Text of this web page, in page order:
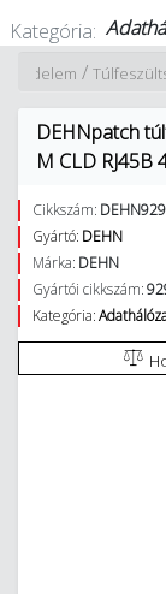
Kategória:
/
DEHNpatch
M CLD RJ45B
Cikkszám:
Gyártó: DEHN
Márka: DEHN
Gyártói cikkszám:
Kategória: